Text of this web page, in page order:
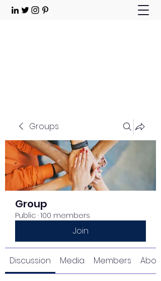
Groups
Group
Public · 100 members
Join
Discussion Media Members About